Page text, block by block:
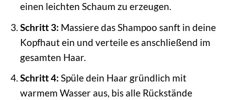
einen leichten Schaum zu erzeugen.
Schritt 3: Massiere das Shampoo sanft in deine
Kopfhaut ein und verteile es anschließend im
gesamten Haar.
Schritt 4: Spüle dein Haar gründlich mit
warmem Wasser aus, bis alle Rückstände